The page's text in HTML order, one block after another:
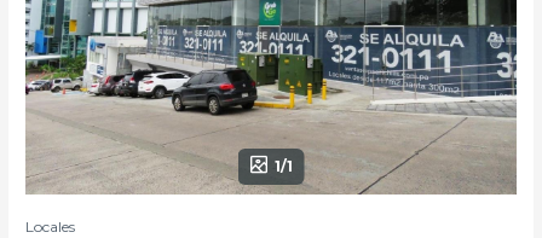
1/1
Locales